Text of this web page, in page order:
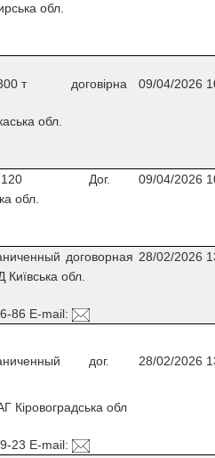
обл.
т договірна 09/04/2026
обл.
120 Дог.
09/04/2026
обл.
договорная 28/02/2026
обл.
86 E-mail:
дог. 28/02/2026
обл
23 E-mail: